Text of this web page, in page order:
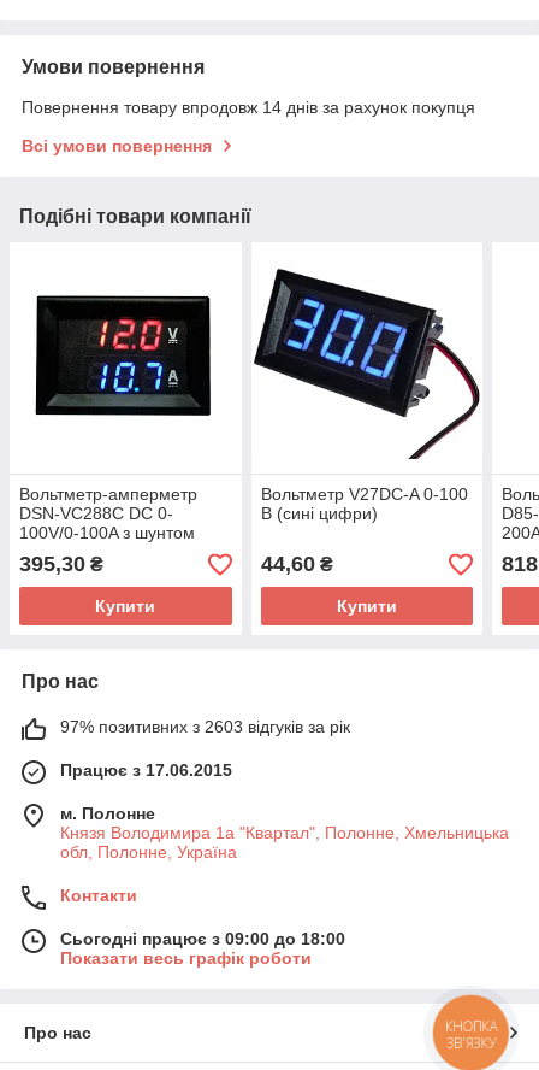
Умови повернення
Повернення товару впродовж 14 днів за рахунок покупця
Всі умови повернення
Подібні товари компанії
Вольтметр-амперметр
DSN-VC288С DC 0-
100V/0-100A з шунтом
395,30 ₴
Купити
Вольтметр V27DC-A 0-100
В (сині цифри)
44,60₴
Купити
Про нас
97% позитивних з 2603 відгуків за рік
Працює з 17.06.2015
м. Полонне
Князя Володимира 1а "Квартал", Полонне, Хмельницька
обл, Полонне, Україна
Контакти
Сьогодні працює з 09:00 до 18:00
Показати весь графік роботи
Про нас
КНОПКА
ЗВ'ЯЗКУ